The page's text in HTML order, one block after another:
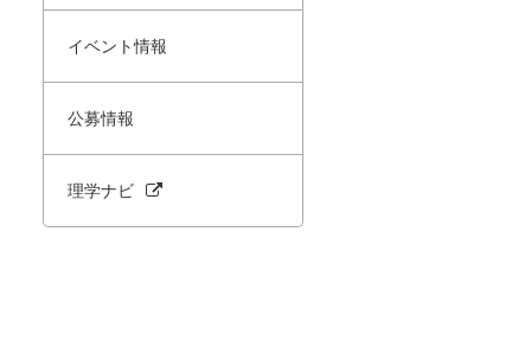
イベント情報
公募情報
理学ナビ